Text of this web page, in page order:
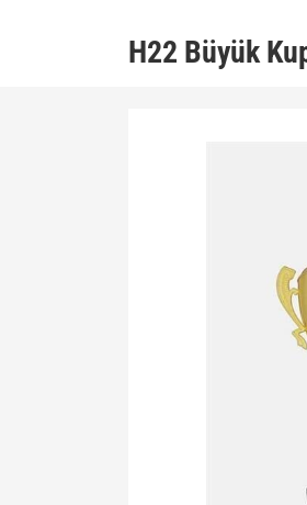
H22 Büyük